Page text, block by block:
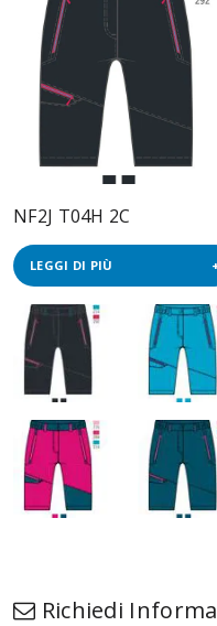
NF2J T04H 2C
LEGGI DI PIÙ
Richiedi